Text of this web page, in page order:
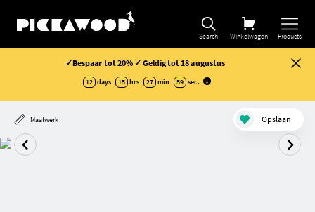
Search Winkelwagen Products
✓Bespaar tot 20% ✓ Geldig tot 18 augustus
12 days 15 hrs 27 min 58 sec.
Maatwerk Opslaan